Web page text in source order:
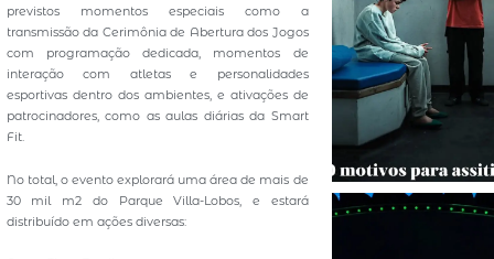
previstos momentos especiais como a
transmissão da Cerimônia de Abertura dos Jogos
com programação dedicada, momentos de
interação com atletas e personalidades
esportivas dentro dos ambientes, e ativações de
patrocinadores, como as aulas diárias da Smart
Fit.
No total, o evento explorará uma área de mais de
30 mil m2 do Parque Villa-Lobos, e estará
distribuído em ações diversas: